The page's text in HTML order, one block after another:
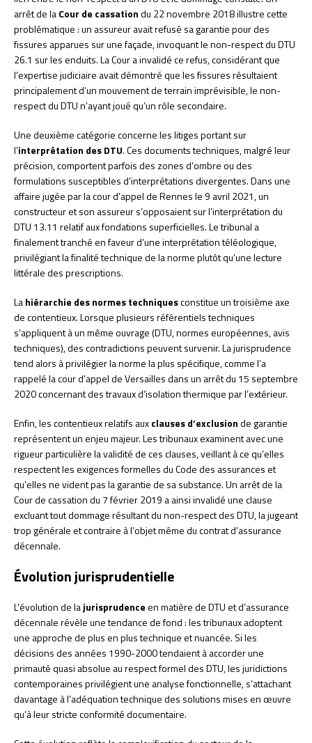
arrêt de laCour de cassationdu 22 novembre 2018 illustre cette
problématique : un assureur avait refusé sa garantie pour des
fissures apparues sur une façade, invoquant le non-respect du DTU
26.1 sur les enduits. La Cour a invalidé ce refus, considérant que
l’expertise judiciaire avait démontré que les fissures résultaient
principalement d’un mouvement de terrain imprévisible, le non-
respect du DTU n’ayant joué qu’un rôle secondaire.
Une deuxième catégorie concerne les litiges portant sur
l’interprétation des DTU. Ces documents techniques, malgré leur
précision, comportent parfois des zones d’ombre ou des
formulations susceptibles d’interprétations divergentes. Dans une
affaire jugée par la cour d’appel de Rennes le 9 avril 2021, un
constructeur et son assureur s’opposaient sur l’interprétation du
DTU 13.11 relatif aux fondations superficielles. Le tribunal a
finalement tranché en faveur d’une interprétation téléologique,
privilégiant la finalité technique de la norme plutôt qu’une lecture
littérale des prescriptions.
Lahiérarchie des normes techniquesconstitue un troisième axe
de contentieux. Lorsque plusieurs référentiels techniques
s’appliquent à un même ouvrage (DTU, normes européennes, avis
techniques), des contradictions peuvent survenir. La jurisprudence
tend alors à privilégier la norme la plus spécifique, comme l’a
rappelé la cour d’appel de Versailles dans un arrêt du 15 septembre
2020 concernant des travaux d’isolation thermique par l’extérieur.
Enfin, les contentieux relatifs auxclauses d’exclusionde garantie
représentent un enjeu majeur. Les tribunaux examinent avec une
rigueur particulière la validité de ces clauses, veillant à ce qu’elles
respectent les exigences formelles du Code des assurances et
qu’elles ne vident pas la garantie de sa substance. Un arrêt de la
Cour de cassation du 7 février 2019 a ainsi invalidé une clause
excluant tout dommage résultant du non-respect des DTU, la jugeant
trop générale et contraire à l’objet même du contrat d’assurance
décennale.
Évolution jurisprudentielle
L’évolution de lajurisprudenceen matière de DTU et d’assurance
décennale révèle une tendance de fond : les tribunaux adoptent
une approche de plus en plus technique et nuancée. Si les
décisions des années 1990-2000 tendaient à accorder une
primauté quasi absolue au respect formel des DTU, les juridictions
contemporaines privilégient une analyse fonctionnelle, s’attachant
davantage à l’adéquation technique des solutions mises en œuvre
qu’à leur stricte conformité documentaire.